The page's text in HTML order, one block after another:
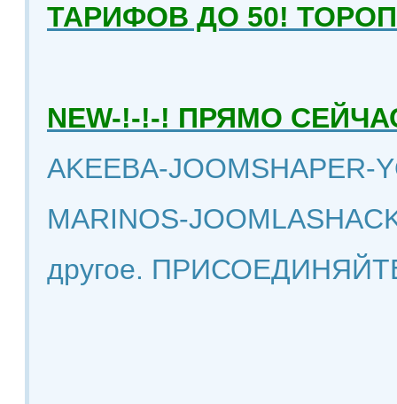
ТАРИФОВ ДО 50!
NEW-!-!-! ПРЯМО
AKEEBA-JOOMSHAPER-
MARINOS-
другое.